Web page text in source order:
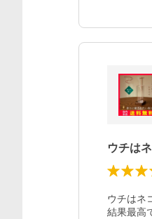
ウチは
ウチはネ
結果最高